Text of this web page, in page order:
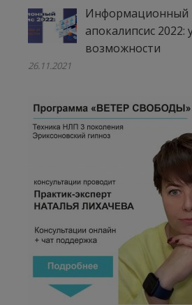
Информационный
апокалипсис 2022:
возможности
26.11.2021